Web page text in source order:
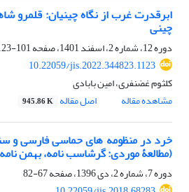
ابرقدرت غرب از نگاه چینیان: قلمرو
چینی
دوره 12، شماره 2، اسفند 1401، صفحه
101-123
10.22059/jis.2022.344823.1123
کلثوم غضنفری، امین بابادی
مشاهده مقاله
اصل مقاله 945.86 K
خرد در منظومه های حماسی فارسی و
(مطالعۀ موردی: گرشاسب نامه، بهمن
دوره 7، شماره 2، دی 1396، صفحه
67-82